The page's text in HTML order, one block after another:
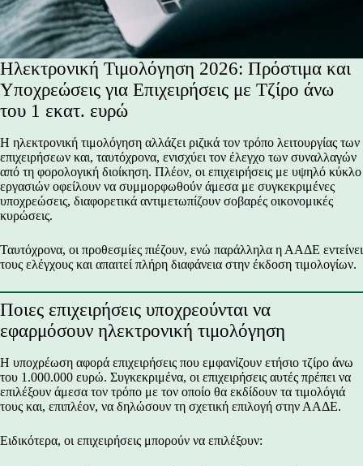
Ηλεκτρονική Τιμολόγηση 2026: Πρόστιμα και
Υποχρεώσεις για Επιχειρήσεις με Τζίρο άνω
του 1 εκατ. ευρώ
Η ηλεκτρονική τιμολόγηση αλλάζει ριζικά τον τρόπο λειτουργίας των
επιχειρήσεων και, ταυτόχρονα, ενισχύει τον έλεγχο των συναλλαγών
από τη φορολογική διοίκηση. Πλέον, οι επιχειρήσεις με υψηλό κύκλο
εργασιών οφείλουν να συμμορφωθούν άμεσα με συγκεκριμένες
υποχρεώσεις, διαφορετικά αντιμετωπίζουν σοβαρές οικονομικές
κυρώσεις.
Ταυτόχρονα, οι προθεσμίες πιέζουν, ενώ παράλληλα η ΑΑΔΕ εντείνει
τους ελέγχους και απαιτεί πλήρη διαφάνεια στην έκδοση τιμολογίων.
Ποιες επιχειρήσεις υποχρεούνται να
εφαρμόσουν ηλεκτρονική τιμολόγηση
Η υποχρέωση αφορά επιχειρήσεις που εμφανίζουν ετήσιο τζίρο άνω
του 1.000.000 ευρώ. Συγκεκριμένα, οι επιχειρήσεις αυτές πρέπει να
επιλέξουν άμεσα τον τρόπο με τον οποίο θα εκδίδουν τα τιμολόγιά
τους και, επιπλέον, να δηλώσουν τη σχετική επιλογή στην ΑΑΔΕ.
Ειδικότερα, οι επιχειρήσεις μπορούν να επιλέξουν: